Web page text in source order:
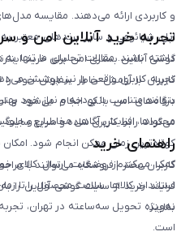
و کاربردی ارائه می‌دهند. مقایسه
اپل، شیائومی و سایر برندهای معتبر
داشته باشند. مقالات تحلیلی ما
تجربه کاربری واقعی را نیز پوشش
بتوانند متناسب با بودجه و نیاز خود
محتواها، افزایش آگاهی مخاطبان و
تجربه خرید آنلاین امن و
گوشی آنلاین بستری امن برای خرید
کاربران با آرامش خاطر سفارش خود
درگاه‌های امن بانکی انجام می‌شود و
می‌گردد. رابط کاربری ساده و سریع
کوتاه‌ترین زمان ممکن انجام شود.
کمک می‌کند از وضعیت ارسال کالای
استاندارد کالاها، سلامت محصول را تا
به‌ویژه تحویل سه‌ساعته در تهران،
است.
راهنمای خرید
کاربران محترم فروشگاه می‌توانند با
فرایند خرید از سایت گوشی آنلاین را
نمایند.